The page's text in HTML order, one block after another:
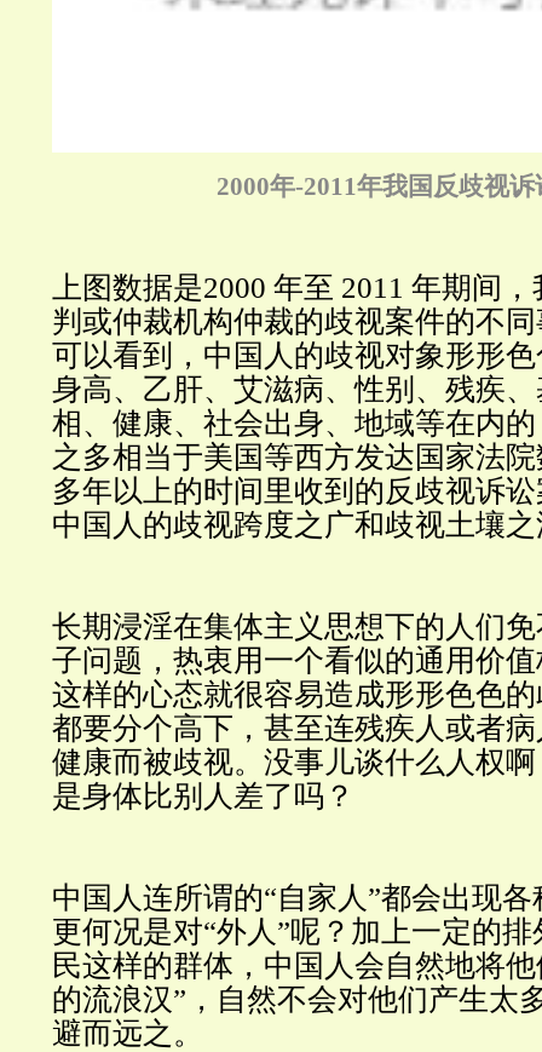
2000年-2011年我国反歧视
上图数据是2000 年至 2011 年期间
判或仲裁机构仲裁的歧视案件的不
可以看到，中国人的歧视对象形形
身高、乙肝、艾滋病、性别、残疾
相、健康、社会出身、地域等在内
之多相当于美国等西方发达国家法
多年以上的时间里收到的反歧视诉
中国人的歧视跨度之广和歧视土壤
长期浸淫在集体主义思想下的人们
子问题，热衷用一个看似的通用价
这样的心态就很容易造成形形色色
都要分个高下，甚至连残疾人或者
健康而被歧视。没事儿谈什么人权
是身体比别人差了吗？
中国人连所谓的“自家人”都会出现
更何况是对“外人”呢？加上一定的
民这样的群体，中国人会自然地将
的流浪汉”，自然不会对他们产生太
避而远之。